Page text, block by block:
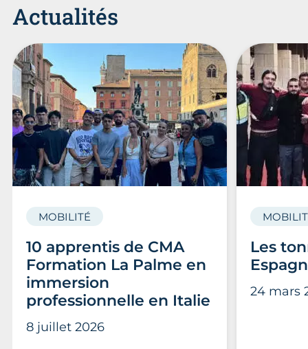
Actualités
10 apprentis de CMA
Formation La Palme en
immersion
professionnelle en Italie
MOBILITÉ
8 juillet 2026
Les
24 mars